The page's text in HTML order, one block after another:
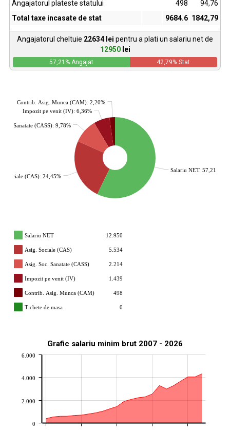
Angajatorul plateste statului
498
94,76
Total taxe incasate de stat
9684.6 1842,79
Angajatorul cheltuie 22634 lei pentru a plati un salariu net de
12950 lei
57,21 % Angajat 42,79% Stat
Salariu NET: 57,21%
Sociale (CAS): 24,45%
Sanatate (CASS): 9,78%
Impozit pe venit (IV): 6,36%
Contrib. Asig. Munca (CAM): 2,20%
Salariu NET 12.950
Asig. Sociale (CAS) 5.534
Asig. Soc. Sanatate (CASS) 2.214
Impozit pe venit (IV) 1.439
Contrib. Asig. Munca (CAM) 498
Tichete de masa 0
Grafic salariu minim brut 2007 - 2026
0
2.000
4.000
6.000